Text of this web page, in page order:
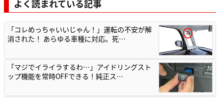
よく読まれている記事
「コレめっちゃいいじゃん！」運転の不安が解
消された！ あらゆる車種に対応。死…
「マジでイライラするわ…」アイドリングスト
ップ機能を常時OFFできる！純正ス…